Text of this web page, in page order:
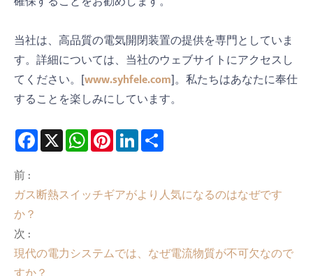
当社は、高品質の電気開閉装置の提供を専門としていま
す。詳細については、当社のウェブサイトにアクセスし
てください。[www.syhfele.com]。私たちはあなたに奉仕
することを楽しみにしています。
Facebook WhatsAppPinterestLinkedIn
前 :
ガス断熱スイッチギアがより人気になるのはなぜです
か？
次 :
現代の電力システムでは、なぜ電流物質が不可欠なので